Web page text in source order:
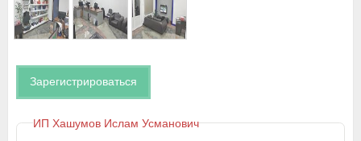
Зарегистрироваться
ИП Хашумов Ислам Усманович